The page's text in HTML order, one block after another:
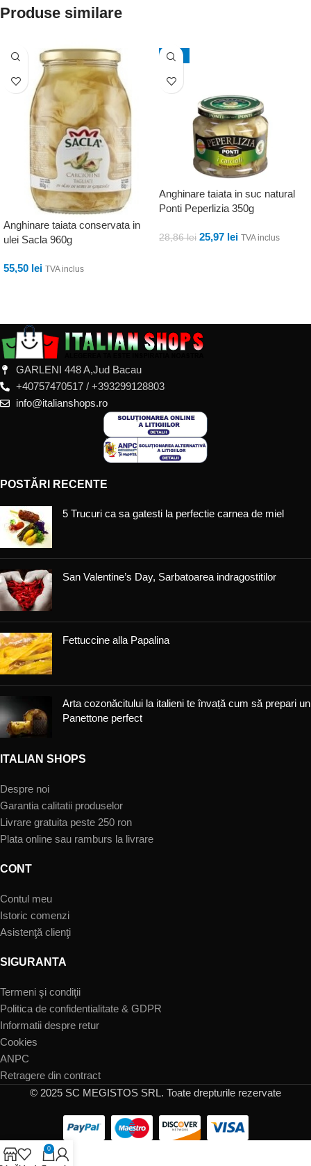
Produse similare
Anghinare taiata conservata in
ulei Sacla 960g
55,50 lei TVA inclus
-10%
Anghinare taiata in suc natural
Ponti Peperlizia 350g
28,86lei 25,97 lei TVA inclus
GARLENI 448 A,Jud Bacau
+40757470517 / +393299128803
info@italianshops.ro
POSTĂRI RECENTE
5 Trucuri ca sa gatesti la perfectie carnea de miel
San Valentine’s Day, Sarbatoarea indragostitilor
Fettuccine alla Papalina
Arta cozonăcitului la italieni te învață cum să prepari un
Panettone perfect
ITALIAN SHOPS
Despre noi
Garantia calitatii produselor
Livrare gratuita peste 250 ron
Plata online sau ramburs la livrare
CONT
Contul meu
Istoric comenzi
Asistenţă clienţi
SIGURANTA
Termeni şi condiţii
Politica de confidentialitate & GDPR
Informatii despre retur
Cookies
ANPC
Retragere din contract
© 2025 SC MEGISTOS SRL. Toate drepturile rezervate
0